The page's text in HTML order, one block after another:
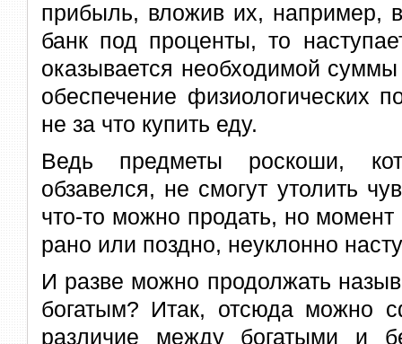
прибыль, вложив их, например,
банк под проценты, то
оказывается необходимой
обеспечение физиологических
не за что купить еду.
Ведь предметы роскоши,
обзавелся, не смогут утолить
что-то можно продать, но
рано или поздно, неуклонно
И разве можно продолжать
богатым? Итак, отсюда можно
различие между богатыми и